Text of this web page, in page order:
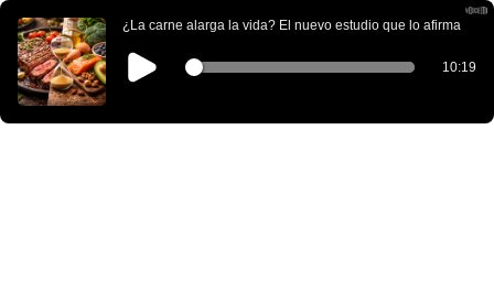
¿La carne alarga la vida? El nuevo estudio que lo afirma
10:19